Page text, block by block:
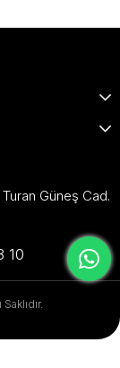
Turan Güneş Cad.
10